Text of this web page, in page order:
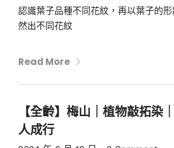
認識葉子品種不同花紋，再以葉子的
然出不同花紋
Read More
【全齡】梅山｜植物敲拓染
人成行